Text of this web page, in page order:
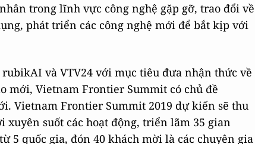
trong lĩnh vực công nghệ gặp gỡ, trao đổi về
phát triển các công nghệ mới để bắt kịp với
và VTV24 với mục tiêu đưa nhận thức về
mới, Vietnam Frontier Summit có chủ đề
Vietnam Frontier Summit 2019 dự kiến sẽ thu
xuyên suốt các hoạt động, triển lãm 35 gian
5 quốc gia, đón 40 khách mời là các chuyên gia